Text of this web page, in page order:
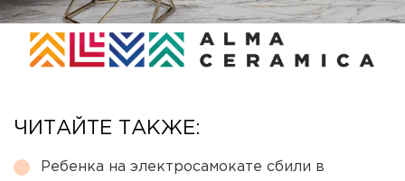
ЧИТАЙТЕ ТАКЖЕ:
Ребенка на электросамокате сбили в